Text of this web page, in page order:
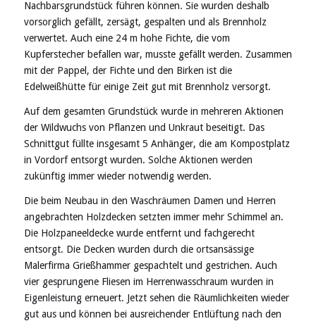
Nachbarsgrundstück führen können. Sie wurden deshalb
vorsorglich gefällt, zersägt, gespalten und als Brennholz
verwertet. Auch eine 24 m hohe Fichte, die vom
Kupferstecher befallen war, musste gefällt werden. Zusammen
mit der Pappel, der Fichte und den Birken ist die
Edelweißhütte für einige Zeit gut mit Brennholz versorgt.
Auf dem gesamten Grundstück wurde in mehreren Aktionen
der Wildwuchs von Pflanzen und Unkraut beseitigt. Das
Schnittgut füllte insgesamt 5 Anhänger, die am Kompostplatz
in Vordorf entsorgt wurden. Solche Aktionen werden
zukünftig immer wieder notwendig werden.
Die beim Neubau in den Waschräumen Damen und Herren
angebrachten Holzdecken setzten immer mehr Schimmel an.
Die Holzpaneeldecke wurde entfernt und fachgerecht
entsorgt. Die Decken wurden durch die ortsansässige
Malerfirma Grießhammer gespachtelt und gestrichen. Auch
vier gesprungene Fliesen im Herrenwasschraum wurden in
Eigenleistung erneuert. Jetzt sehen die Räumlichkeiten wieder
gut aus und können bei ausreichender Entlüftung nach den